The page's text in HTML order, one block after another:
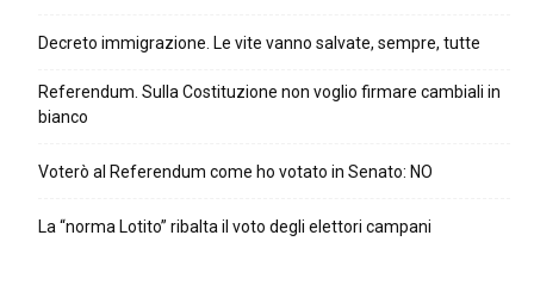
Decreto immigrazione. Le vite vanno salvate, sempre, tutte
Referendum. Sulla Costituzione non voglio firmare cambiali in
bianco
Voterò al Referendum come ho votato in Senato: NO
La “norma Lotito” ribalta il voto degli elettori campani